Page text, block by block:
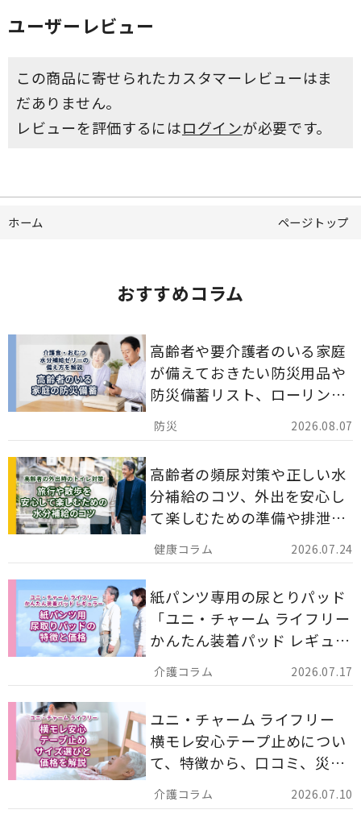
ユーザーレビュー
この商品に寄せられたカスタマーレビューはま
だありません。
レビューを評価するにはログインが必要です。
ホーム ページトップ
おすすめコラム
2026.08.07
高齢者や要介護者のいる家庭
が備えておきたい防災用品や
防災備蓄リスト、ローリング
ストックのポイントについて
解説します。
2026.07.24
高齢者の頻尿対策や正しい水
分補給のコツ、外出を安心し
て楽しむための準備や排泄ケ
ア用品の選び方を解説しま
す。
2026.07.17
紙パンツ専用の尿とりパッド
「ユニ・チャーム ライフリー
かんたん装着パッド レギュラ
ー 計162枚」について解説し
ます。
2026.07.10
ユニ・チャーム ライフリー
横モレ安心テープ止めについ
て、特徴から、口コミ、災害
備蓄としての活用法まで分か
りやすく解説します。